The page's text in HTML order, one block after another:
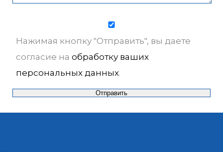
Нажимая кнопку "Отправить", вы даете
согласие на обработку ваших
персональных данных.